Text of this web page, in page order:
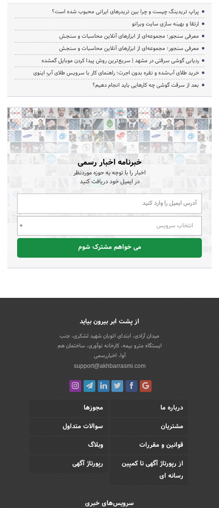
پراپ تریدینگ چیست و چرا بین تریدرهای ایرانی محبوب شده است؟
ارتقا و بهینه سازی سایت وبرانو
معرفی سنجور؛ مجموعه‌ای از ابزارهای آنلاین محاسبات و سنجش
معرفی سنجور؛ مجموعه‌ای از ابزارهای آنلاین محاسبات و سنجش
ردیابی گوشی سرقتی در مشهد | سریع‌ترین روش پیدا کردن موبایل گمشده
خرید طلای آب‌شده و نقره بدون اجرت؛ راهنمای کار با سرویس طلای آپِ اینوی
بعد از سرقت گوشی چه کارهایی باید انجام دهیم؟
خبرنامه اخبار رسمی
اخبار را با توجه به حوزه موردنظر
در ایمیل خود دریافت کنید
انتخاب سرویس
می خواهم مشترک شوم
از پشت ابر بیرون بیاید
میدان آزادی، ابتدای اتوبان شهید لشکری، جنب
ایستگاه مترو بیمه، کارخانه نوآوری، ساختمان هم
آوا، اخباررسمی
support@akhbarrasmi.com
درباره ما
مجوزها
مشتریان
سوالات متداول
قوانین و مقررات
وبلاگ
از رپورتاژ آگهی تا کمپین
رسانه ای
رپورتاژ آگهی
سرویس‌های خبری